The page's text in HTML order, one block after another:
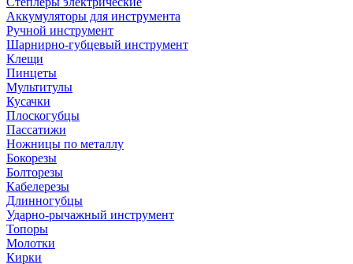
Аккумуляторы для инструмента
Ручной инструмент
Шарнирно-губцевый инструмент
Клещи
Пинцеты
Мультитулы
Кусачки
Плоскогубцы
Пассатижи
Ножницы по металлу
Бокорезы
Болторезы
Кабелерезы
Длинногубцы
Ударно-рычажный инструмент
Топоры
Молотки
Кирки